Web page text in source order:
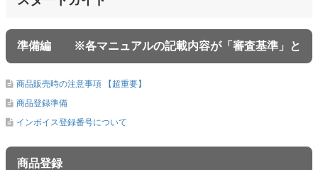
準備編 ※各マニュアルの記載内容が「審査基準」と
なります
商品販売時の注意事項 【超重要】
商品登録準備
インボイス登録番号について
商品登録